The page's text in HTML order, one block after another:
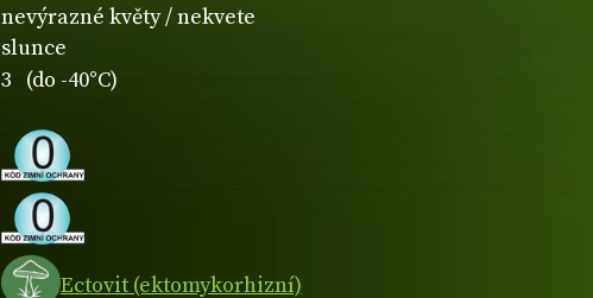
nevýrazné květy / nekvete
slunce
3 (do -40°C)
Ectovit (ektomykorhizní)